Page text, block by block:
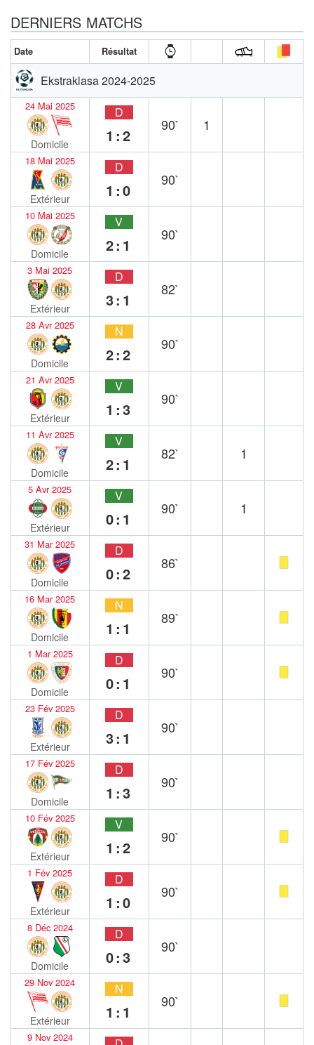
DERNIERS MATCHS
Date Résultat
Ekstraklasa 2024-2025
24 Mai 2025
Domicile
D
1:2
90` 1
18 Mai 2025
Extérieur
D
1:0
90`
10 Mai 2025
Domicile
V
2:1
90`
3 Mai 2025
Extérieur
D
3:1
82`
28 Avr 2025
Domicile
N
2:2
90`
21 Avr 2025
Extérieur
V
1:3
90`
11 Avr 2025
Domicile
V
2:1
82` 1
5 Avr 2025
Extérieur
V
0:1
90` 1
31 Mar 2025
Domicile
D
0:2
86`
16 Mar 2025
Domicile
N
1:1
89`
1 Mar 2025
Domicile
D
0:1
90`
23 Fév 2025
Extérieur
D
3:1
90`
17 Fév 2025
Domicile
D
1:3
90`
10 Fév 2025
Extérieur
V
1:2
90`
1 Fév 2025
Extérieur
D
1:0
90`
8 Déc 2024
Domicile
D
0:3
90`
29 Nov 2024
Extérieur
N
1:1
90`
9 Nov 2024